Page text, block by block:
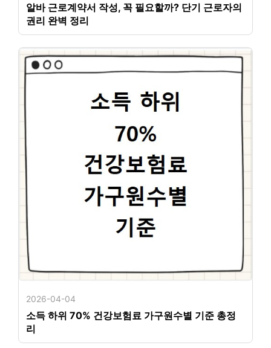
알바 근로계약서 작성, 꼭 필요할까? 단기 근로자의
권리 완벽 정리
2026-04-04
소득 하위 70% 건강보험료 가구원수별 기준 총정
리